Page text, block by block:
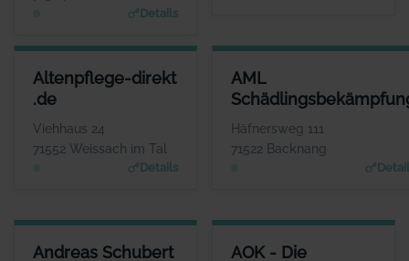
Details
Altenpflege-direkt
.de
Viehhaus 24
71552 Weissach im Tal
Details
ALTENPFLEGE-DIREKT .DE
ANSPRECHPARTNER
www.altenpflege-direkt.
de
AML
Häfnersweg 111
71522 Backnang
AML
Herr Adrian
www.aml-schaedlingsbekaem
Andreas Schubert
ANDREAS SCHUBERT SERVICE-EXPERTENAOK - Die
AOK - DIE